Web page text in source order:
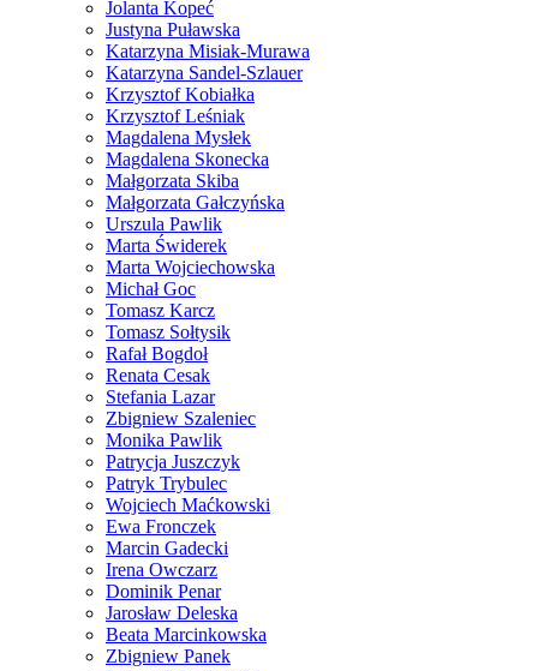
Jolanta Kopeć
Justyna Puławska
Katarzyna Misiak-Murawa
Katarzyna Sandel-Szlauer
Krzysztof Kobiałka
Krzysztof Leśniak
Magdalena Mysłek
Magdalena Skonecka
Małgorzata Skiba
Małgorzata Gałczyńska
Urszula Pawlik
Marta Świderek
Marta Wojciechowska
Michał Goc
Tomasz Karcz
Tomasz Sołtysik
Rafał Bogdoł
Renata Cesak
Stefania Lazar
Zbigniew Szaleniec
Monika Pawlik
Patrycja Juszczyk
Patryk Trybulec
Wojciech Maćkowski
Ewa Fronczek
Marcin Gadecki
Irena Owczarz
Dominik Penar
Jarosław Deleska
Beata Marcinkowska
Zbigniew Panek